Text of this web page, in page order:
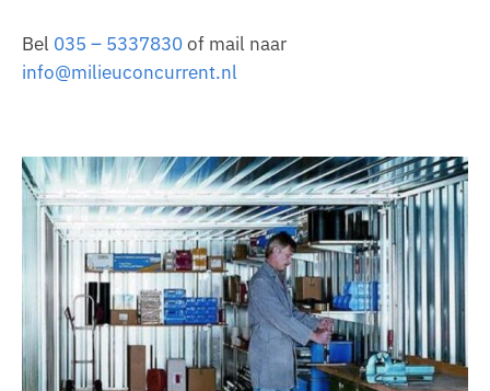
Bel 035 – 5337830of mail naar
info@milieuconcurrent.nl